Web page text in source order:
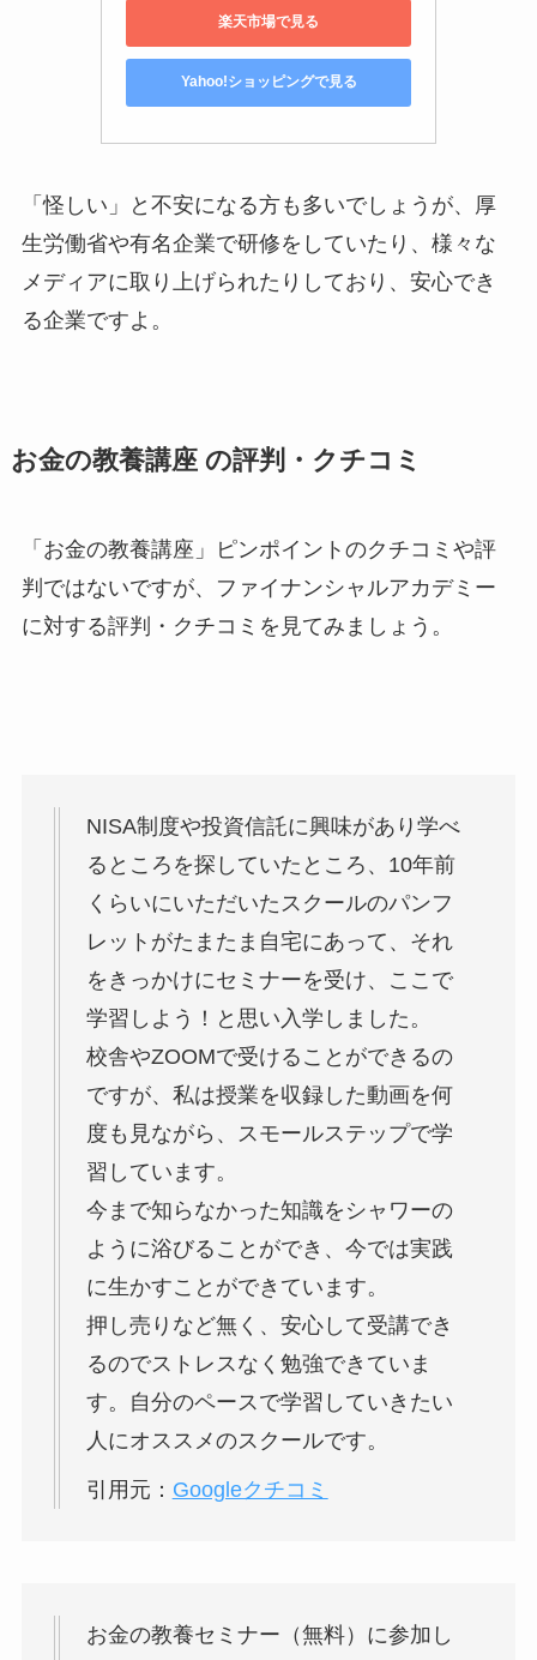
楽天市場で見る
Yahoo!ショッピングで見る
「怪しい」と不安になる方も多いでしょうが、厚
生労働省や有名企業で研修をしていたり、様々な
メディアに取り上げられたりしており、安心でき
る企業ですよ。
お金の教養講座 の評判・クチコミ
「お金の教養講座」ピンポイントのクチコミや評
判ではないですが、ファイナンシャルアカデミー
に対する評判・クチコミを見てみましょう。
NISA制度や投資信託に興味があり学べ
るところを探していたところ、10年前
くらいにいただいたスクールのパンフ
レットがたまたま自宅にあって、それ
をきっかけにセミナーを受け、ここで
学習しよう！と思い入学しました。
校舎やZOOMで受けることができるの
ですが、私は授業を収録した動画を何
度も見ながら、スモールステップで学
習しています。
今まで知らなかった知識をシャワーの
ように浴びることができ、今では実践
に生かすことができています。
押し売りなど無く、安心して受講でき
るのでストレスなく勉強できていま
す。自分のペースで学習していきたい
人にオススメのスクールです。
引用元： Googleクチコミ
お金の教養セミナー（無料）に参加し